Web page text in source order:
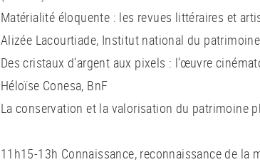
Matérialité éloquente : les revues littéraires et
Alizée Lacourtiade, Institut national du patrimoine
Des cristaux d’argent aux pixels : l’œuvre
Héloïse Conesa, BnF
La conservation et la valorisation du patrimoine
11h15-13h Connaissance, reconnaissance de la